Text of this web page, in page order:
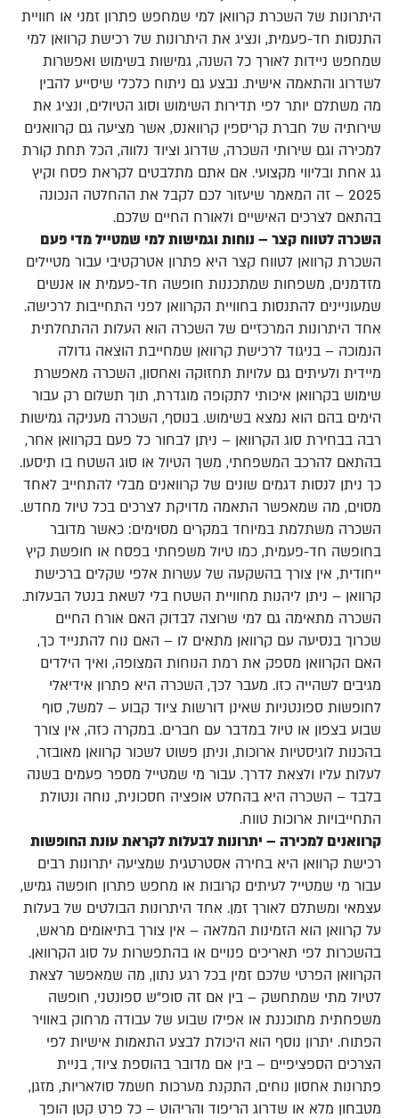
היתרונות של השכרת קרוואן למי שמחפש פתרון זמני או חוויית
התנסות חד-פעמית, ונציג את היתרונות של רכישת קרוואן למי
שמחפש ניידות לאורך כל השנה, גמישות בשימוש ואפשרות
לשדרוג והתאמה אישית. נבצע גם ניתוח כלכלי שיסייע להבין
מה משתלם יותר לפי תדירות השימוש וסוג הטיולים, ונציג את
שירותיה של חברת קריספין קרוואנס, אשר מציעה גם קרוואנים
למכירה וגם שירותי השכרה, שדרוג וציוד נלווה, הכל תחת קורת
גג אחת ובליווי מקצועי. אם אתם מתלבטים לקראת פסח וקיץ
2025 – זה המאמר שיעזור לכם לקבל את ההחלטה הנכונה
בהתאם לצרכים האישיים ולאורח החיים שלכם.
השכרה לטווח קצר – נוחות וגמישות למי שמטייל מדי פעם
השכרת קרוואן לטווח קצר היא פתרון אטרקטיבי עבור מטיילים
מזדמנים, משפחות שמתכננות חופשה חד-פעמית או אנשים
שמעוניינים להתנסות בחוויית הקרוואן לפני התחייבות לרכישה.
אחד היתרונות המרכזיים של השכרה הוא העלות ההתחלתית
הנמוכה – בניגוד לרכישת קרוואן שמחייבת הוצאה גדולה
מיידית ולעיתים גם עלויות תחזוקה ואחסון, השכרה מאפשרת
שימוש בקרוואן איכותי לתקופה מוגדרת, תוך תשלום רק עבור
הימים בהם הוא נמצא בשימוש. בנוסף, השכרה מעניקה גמישות
רבה בבחירת סוג הקרוואן – ניתן לבחור כל פעם בקרוואן אחר,
בהתאם להרכב המשפחתי, משך הטיול או סוג השטח בו תיסעו.
כך ניתן לנסות דגמים שונים של קרוואנים מבלי להתחייב לאחד
מסוים, מה שמאפשר התאמה מדויקת לצרכים בכל טיול מחדש.
השכרה משתלמת במיוחד במקרים מסוימים: כאשר מדובר
בחופשה חד-פעמית, כמו טיול משפחתי בפסח או חופשת קיץ
ייחודית, אין צורך בהשקעה של עשרות אלפי שקלים ברכישת
קרוואן – ניתן ליהנות מחוויית השטח בלי לשאת בנטל הבעלות.
השכרה מתאימה גם למי שרוצה לבדוק האם אורח החיים
שכרוך בנסיעה עם קרוואן מתאים לו – האם נוח להתנייד כך,
האם הקרוואן מספק את רמת הנוחות המצופה, ואיך הילדים
מגיבים לשהייה כזו. מעבר לכך, השכרה היא פתרון אידיאלי
לחופשות ספונטניות שאינן דורשות ציוד קבוע – למשל, סוף
שבוע בצפון או טיול במדבר עם חברים. במקרה כזה, אין צורך
בהכנות לוגיסטיות ארוכות, וניתן פשוט לשכור קרוואן מאובזר,
לעלות עליו ולצאת לדרך. עבור מי שמטייל מספר פעמים בשנה
בלבד – השכרה היא בהחלט אופציה חסכונית, נוחה ונטולת
התחייבויות ארוכות טווח.
קרוואנים למכירה – יתרונות לבעלות לקראת עונת החופשות
רכישת קרוואן היא בחירה אסטרטגית שמציעה יתרונות רבים
עבור מי שמטייל לעיתים קרובות או מחפש פתרון חופשה גמיש,
עצמאי ומשתלם לאורך זמן. אחד היתרונות הבולטים של בעלות
על קרוואן הוא הזמינות המלאה – אין צורך בתיאומים מראש,
בהשכרות לפי תאריכים פנויים או בהתפשרות על סוג הקרוואן.
הקרוואן הפרטי שלכם זמין בכל רגע נתון, מה שמאפשר לצאת
לטיול מתי שמתחשק – בין אם זה סופ"ש ספונטני, חופשה
משפחתית מתוכננת או אפילו שבוע של עבודה מרחוק באוויר
הפתוח. יתרון נוסף הוא היכולת לבצע התאמות אישיות לפי
הצרכים הספציפיים – בין אם מדובר בהוספת ציוד, בניית
פתרונות אחסון נוחים, התקנת מערכות חשמל סולאריות, מזגן,
מטבחון מלא או שדרוג הריפוד והריהוט – כל פרט קטן הופך